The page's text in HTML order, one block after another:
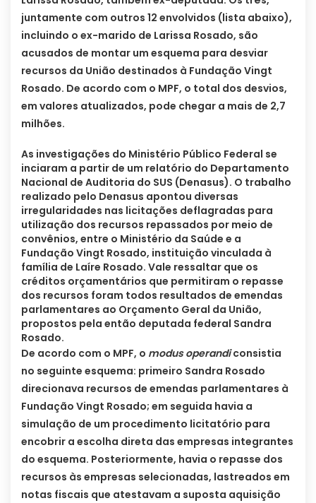
juntamente com outros 12 envolvidos (lista abaixo),
incluindo o ex-marido de Larissa Rosado, são
acusados de montar um esquema para desviar
recursos da União destinados à Fundação Vingt
Rosado. De acordo com o MPF, o total dos desvios,
em valores atualizados, pode chegar a mais de 2,7
milhões.
As investigações do Ministério Público Federal se
inciaram a partir de um relatório do Departamento
Nacional de Auditoria do SUS (Denasus). O trabalho
realizado pelo Denasus apontou diversas
irregularidades nas licitações deflagradas para
utilização dos recursos repassados por meio de
convênios, entre o Ministério da Saúde e a
Fundação Vingt Rosado, instituição vinculada à
família de Laíre Rosado. Vale ressaltar que os
créditos orçamentários que permitiram o repasse
dos recursos foram todos resultados de emendas
parlamentares ao Orçamento Geral da União,
propostos pela então deputada federal Sandra
Rosado.
De acordo com o MPF, o modus operandiconsistia
no seguinte esquema: primeiro Sandra Rosado
direcionava recursos de emendas parlamentares à
Fundação Vingt Rosado; em seguida havia a
simulação de um procedimento licitatório para
encobrir a escolha direta das empresas integrantes
do esquema. Posteriormente, havia o repasse dos
recursos às empresas selecionadas, lastreados em
notas fiscais que atestavam a suposta aquisição